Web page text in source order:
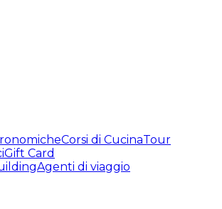
Corsi di CucinaTour
Gift Card
Agenti di viaggio